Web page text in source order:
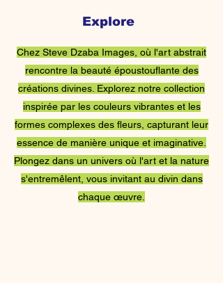
Images de Steve
Dzaba
Chez Steve Dzaba Images, où l'art abstrait
rencontre la beauté époustouflante des
créations divines. Explorez notre collection
inspirée par les couleurs vibrantes et les
formes complexes des fleurs, capturant leur
essence de manière unique et imaginative.
Plongez dans un univers où l'art et la nature
s'entremêlent, vous invitant au divin dans
chaque œuvre.
Explore